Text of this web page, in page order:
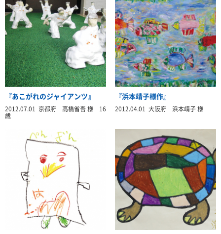
『あこがれのジャイアンツ』
2012.07.01 京都府 高橋省吾 様 16
歳
『浜本靖子様作』
2012.04.01 大阪府 浜本靖子 様